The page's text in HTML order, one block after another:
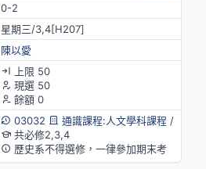
0-2
星期三/3,4[H207]
陳以愛
上限 50
現選 50
餘額 0
03032
通識課程:人文學科課程 /
共必修2,3,4
歷史系不得選修，一律參加期末考